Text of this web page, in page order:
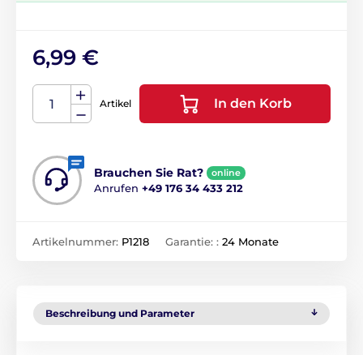
6,99 €
Artikel In den Korb
Brauchen Sie Rat? online
Anrufen +49 176 34 433 212
Artikelnummer: P1218 Garantie: : 24 Monate
Beschreibung und Parameter